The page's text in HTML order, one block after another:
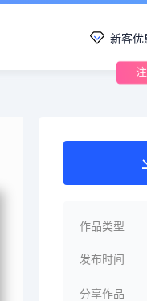
新客优
作品类型
发布时间
分享作品